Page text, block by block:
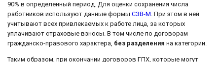
90% в определенный период. Для оценки сохранения числа
работников используют данные формы СЗВ-М. При этом в ней
учитывают всех привлекаемых к работе лица, за которых
уплачивают страховые взносы. В том числе по договорам
гражданско-правового характера, без разделения на категории.
Таким образом, при окончании договоров ГПХ, которые могут